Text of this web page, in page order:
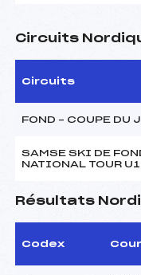
Circuits
Circuits
FOND – COUPE DU
SAMSE SKI DE
NATIONAL TOUR
Résultats
Codex